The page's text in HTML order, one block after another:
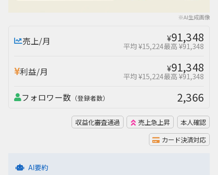
※AI生成画像
売上/月 ¥91,348
平均 ¥15,224最高 ¥91,348
利益/月 ¥91,348
平均 ¥15,224最高 ¥91,348
フォロワー数 （登録者数） 2,366
収益化審査通過 売上急上昇
本人確認
カード決済対応
AI要約